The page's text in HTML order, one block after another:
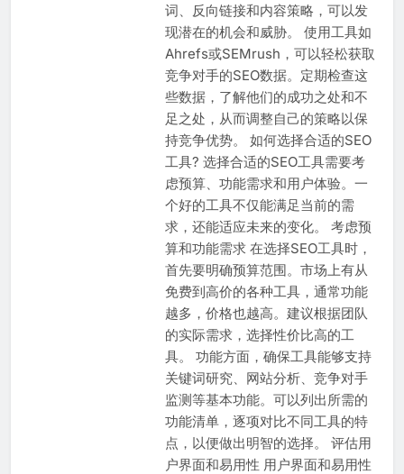
词、反向链接和内容策略，可以发
现潜在的机会和威胁。 使用工具如
Ahrefs或SEMrush，可以轻松获取
竞争对手的SEO数据。定期检查这
些数据，了解他们的成功之处和不
足之处，从而调整自己的策略以保
持竞争优势。 如何选择合适的SEO
工具? 选择合适的SEO工具需要考
虑预算、功能需求和用户体验。一
个好的工具不仅能满足当前的需
求，还能适应未来的变化。 考虑预
算和功能需求 在选择SEO工具时，
首先要明确预算范围。市场上有从
免费到高价的各种工具，通常功能
越多，价格也越高。建议根据团队
的实际需求，选择性价比高的工
具。 功能方面，确保工具能够支持
关键词研究、网站分析、竞争对手
监测等基本功能。可以列出所需的
功能清单，逐项对比不同工具的特
点，以便做出明智的选择。 评估用
户界面和易用性 用户界面和易用性